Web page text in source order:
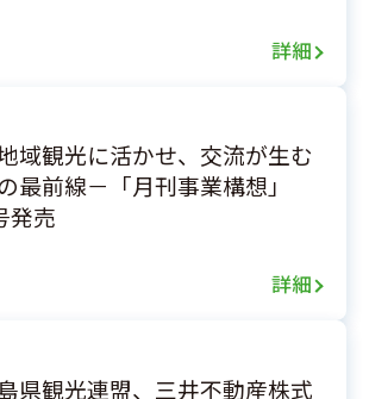
詳細
域観光に活かせ、交流が生む
最前線－「月刊事業構想」
発売
詳細
県観光連盟、三井不動産株式